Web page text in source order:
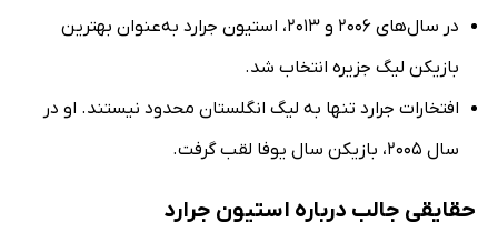
در سال‌های 2006 و 2013، استیون جرارد به‌عنوان بهترین
بازیکن لیگ جزیره انتخاب شد.
افتخارات جرارد تنها به لیگ انگلستان محدود نیستند. او در
سال 2005، بازیکن سال یوفا لقب گرفت.
حقایقی جالب درباره استیون جرارد